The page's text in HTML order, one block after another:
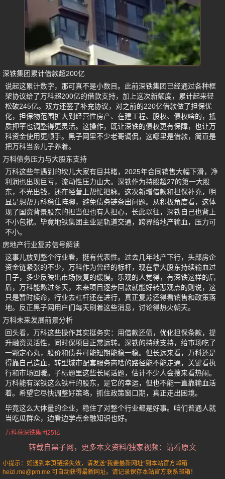
深铁集团累计借款超200亿
说起这累计数字，那可真不是小数目。此前深铁集团已经通过各种框
架协议给了万科超200亿的借款支持，加上这次新额度，累计起来轻
松破245亿。双方还签了补充协议，对之前的220亿借款做了担保优
化，担保物范围扩大到经营性房产、在建工程、股权、债权啥的，抵
质押率也调整得更灵活。这操作，既让深铁的债权更有保障，也让万
科资金使用更顺手。黑子网里不少老哥调侃，这哪里是借款，简直是
把万科当亲儿子养着。
万科债务压力与大股东支持
万科这些年遇到的坎儿大家有目共睹，2025年合同销售大幅下滑，净
利润也出现巨亏，流动性压力山大。深铁作为持股超27的第一大股
东，不光出钱，还在经营上帮忙把脉。这次新增借款和担保补充，明
显是想帮万科稳住阵脚，避免债务链条出问题。从积极角度看，这体
现了国资背景股东的担当但也有人担心，长此以往，深铁自己也背上
不小包袱。毕竟地铁集团主业是轨道交通，跨界给地产输血，压力可
不小。
房地产行业复苏信号解读
这事儿放到整个行业看，挺有代表性。过去几年地产下行，头部房企
资金链紧张的不少，万科作为曾经的标杆，现在靠大股东持续输血过
日子，多少反映出市场恢复的缓慢。乐观的人觉得，有深铁这样的后
盾，万科能熬过冬天，未来项目逐步回款就能好转悲观点的则说，这
只是暂时续命，行业去杠杆还在进行，真正复苏还得看销售和政策落
地。反正黑子网用户们每天刷着这些消息，讨论得热火朝天。
万科未来发展前景分析
回头看，万科这些操作其实挺务实：用借款还债，优化担保条款，提
升融资灵活性，同时保项目正常运转。深铁的持续支持，给市场吃了
一颗定心丸，股价和债券可能短期能稳一稳。但长远来看，万科还是
得靠自己造血，转型城市配套服务商啥的路径能不能走通，关键看执
行和市场回暖。子标题里这些长尾话题，估计不少人会搜来看热闹。
万科能有深铁这么铁杆的股东，是它的幸运，但也不能一直靠输血活
着。希望它尽快调整好策略，抓住政策窗口期，真正走出困境。
毕竟这么大体量的企业，稳住了对整个行业都是好事。咱们普通人就
当吃瓜群众，边看边学点金融知识也好。
万科获深铁集团25亿
转载自黑子网，更多本文资料/独家视频：请看原文
小提示：如遇到本页链接失效，请发送“我要最新网址”到本站官方邮箱
heizi.me@pm.me 可自动获得最新网址。请记录保存本站官方联系邮箱！